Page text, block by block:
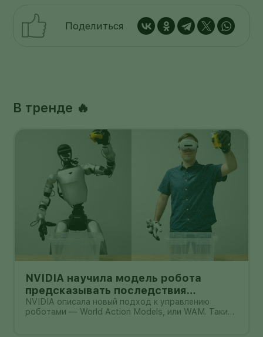
Поделиться
В тренде 🔥
NVIDIA научила модель робота
предсказывать последствия
действий: что доказали цифры и где
предел
NVIDIA описала новый подход к управлению
роботами — World Action Models, или WAM. Такие